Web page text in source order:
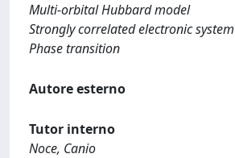
Multi-orbital Hubbard model
Strongly correlated electronic system
Phase transition
Autore esterno
Tutor interno
Noce, Canio